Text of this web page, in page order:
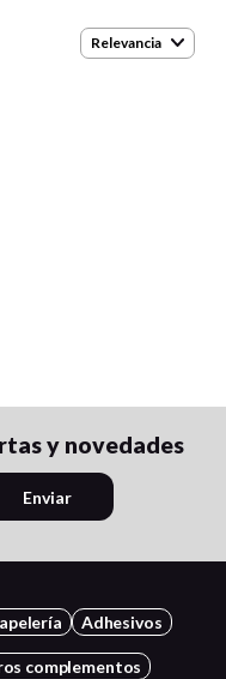
Relevancia
y novedades
Enviar
Adhesivos
complementos